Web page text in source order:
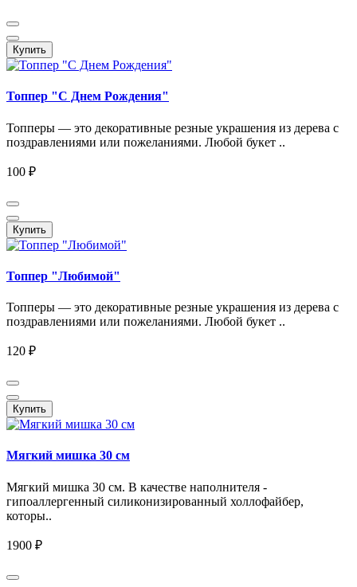
Купить
Топпер "C Днем Рождения"
Топперы — это декоративные резные украшения из дерева с
поздравлениями или пожеланиями. Любой букет ..
100 ₽
Купить
Топпер "Любимой"
Топперы — это декоративные резные украшения из дерева с
поздравлениями или пожеланиями. Любой букет ..
120 ₽
Купить
Мягкий мишка 30 см
Мягкий мишка 30 см. В качестве наполнителя -
гипоаллергенный силиконизированный холлофайбер,
которы..
1900 ₽